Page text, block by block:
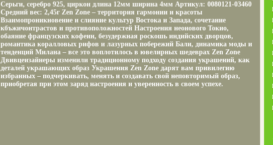
Серьги, серебро 925, циркон длина 12мм ширина 4мм Артикул: 0080121-03460
Средний вес: 2,45г Zen Zone – территория гармонии и красоты
Взаимопроникновение и слияние культур Востока и Запада, сочетание
кбъжичонтрастов и противоположностей Настроения неонового Токио,
обаяние французских кофеин, безудержная роскошь индийских дворцов,
романтика коралловых рифов и лазурных побережий Бали, динамика моды и
тенденций Милана – все это воплотилось в ювелирных шедеврах Zen Zone
Двивцеизайнеры изменили традиционному подходу создания украшений, как
деталей украшающих образ Украшения Zen Zone дарят вам привилегию
избранных – подчеркивать, менять и создавать свой неповторимый образ,
приобретая при этом заряд настроения и уверенность в своем успехе.